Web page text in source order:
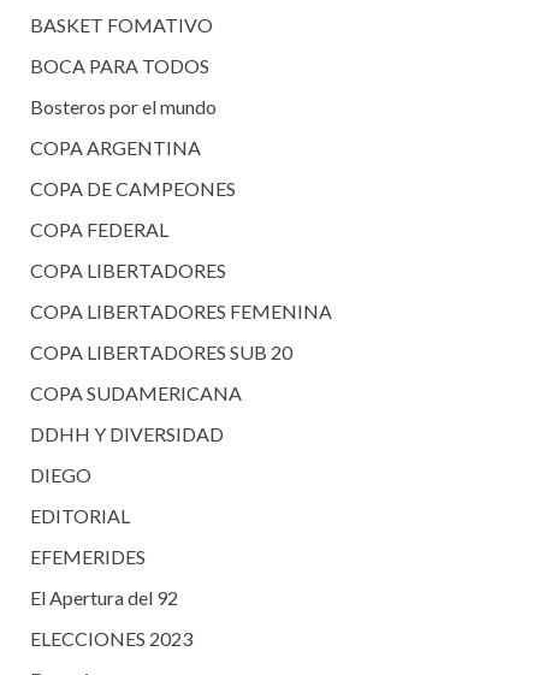
BASKET FOMATIVO
BOCA PARA TODOS
Bosteros por el mundo
COPA ARGENTINA
COPA DE CAMPEONES
COPA FEDERAL
COPA LIBERTADORES
COPA LIBERTADORES FEMENINA
COPA LIBERTADORES SUB 20
COPA SUDAMERICANA
DDHH Y DIVERSIDAD
DIEGO
EDITORIAL
EFEMERIDES
El Apertura del 92
ELECCIONES 2023